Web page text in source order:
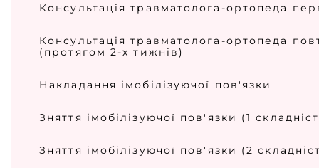
Консультація травматолога-ортопеда
Консультація травматолога-ортопеда
(протягом 2-х тижнів)
Накладання імобілізуючої пов'язки
Зняття імобілізуючої пов'язки (1
Зняття імобілізуючої пов'язки (2